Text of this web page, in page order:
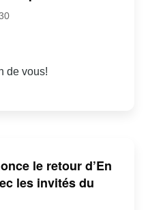
de vous!
le retour d’En
les invités du